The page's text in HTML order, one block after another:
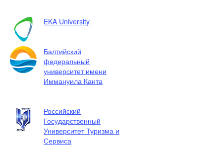
EKA University
Балтийский
федеральный
университет имени
Иммануила Канта
Российский
Государственный
Университет Туризма и
Сервиса